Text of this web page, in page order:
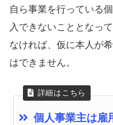
自ら事業を行っている
入できないこととなっ
なければ、仮に本人が
はできません。
個人事業主は雇